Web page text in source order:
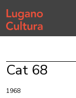
Home page
Cat 68
1968